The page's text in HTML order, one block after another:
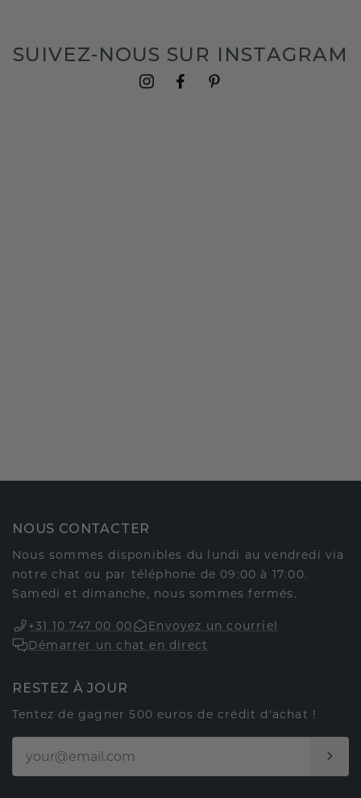
SUIVEZ-NOUS SUR INSTAGRAM
NOUS CONTACTER
Nous sommes disponibles du lundi au vendredi via
notre chat ou par téléphone de 09:00 à 17:00.
Samedi et dimanche, nous sommes fermés.
+31 10 747 00 00
Envoyez un courriel
Démarrer un chat en direct
RESTEZ À JOUR
Tentez de gagner 500 euros de crédit d'achat !